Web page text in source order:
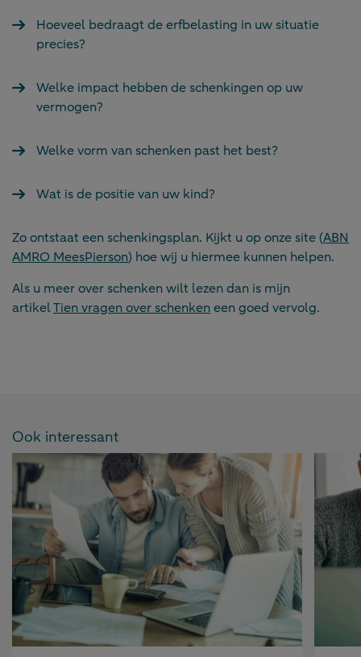
Hoeveel bedraagt de erfbelasting in uw situatie
precies?
Welke impact hebben de schenkingen op uw
vermogen?
Welke vorm van schenken past het best?
Wat is de positie van uw kind?
Zo ontstaat een schenkingsplan. Kijkt u op onze site (ABN
AMRO MeesPierson) hoe wij u hiermee kunnen helpen.
Als u meer over schenken wilt lezen dan is mijn
artikelTien vragen over schenkeneen goed vervolg.
Ook interessant